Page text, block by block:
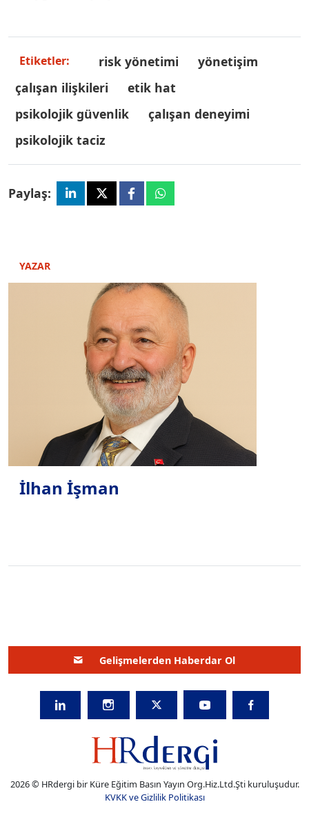
Etiketler: risk yönetimi
yönetişim
çalışan ilişkileri
etik hat
psikolojik güvenlik
çalışan deneyimi
psikolojik taciz
Paylaş:
YAZAR
İlhan İşman
Gelişmelerden Haberdar Ol
2026 © HRdergi bir Küre Eğitim Basın Yayın Org.Hiz.Ltd.Şti kuruluşudur.
KVKK ve Gizlilik Politikası